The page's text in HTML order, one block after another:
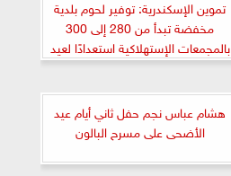
تموين الإسكندرية: توفير لحوم بلدية
مخفضة تبدأ من 280 إلى 300
بالمجمعات الإستهلاكية استعدادًا لعيد
الأضحى
هشام عباس نجم حفل ثاني أيام عيد
الأضحى على مسرح البالون